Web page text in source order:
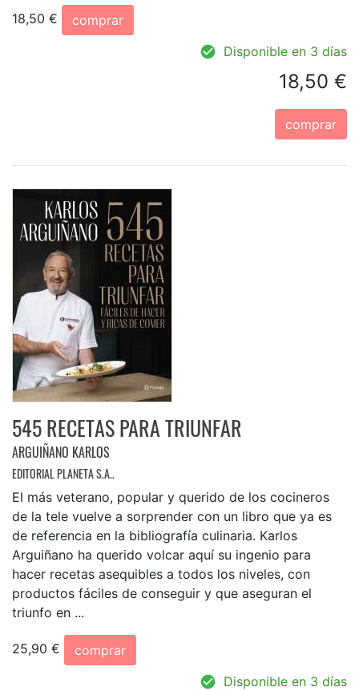
18,50 €
comprar
Disponible en 3 días
18,50 €
comprar
545 RECETAS PARA TRIUNFAR
ARGUIÑANO KARLOS
EDITORIAL PLANETA S.A..
El más veterano, popular y querido de los cocineros
de la tele vuelve a sorprender con un libro que ya es
de referencia en la bibliografía culinaria. Karlos
Arguiñano ha querido volcar aquí su ingenio para
hacer recetas asequibles a todos los niveles, con
productos fáciles de conseguir y que aseguran el
triunfo en ...
25,90 €
comprar
Disponible en 3 días